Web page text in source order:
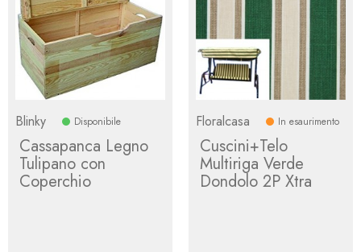
Blinky Disponibile
Cassapanca Legno
Tulipano con
Coperchio
Floralcasa In esaurimento
Cuscini+Telo
Multiriga Verde
Dondolo 2P Xtra